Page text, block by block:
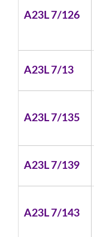
A23L 7/126
A23L 7/13
A23L 7/135
A23L 7/139
A23L 7/143